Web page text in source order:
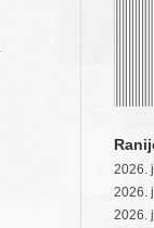
2026.
2026.
2026.